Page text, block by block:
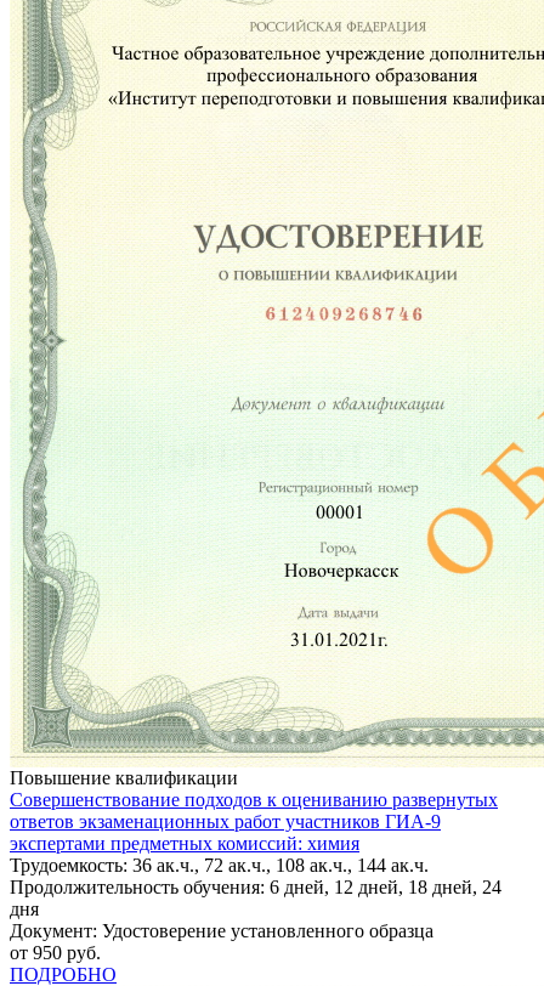
Повышение квалификации
Совершенствование подходов к оцениванию развернутых
ответов экзаменационных работ участников ГИА-9
экспертами предметных комиссий: химия
Трудоемкость: 36 ак.ч., 72 ак.ч., 108 ак.ч., 144 ак.ч.
Продолжительность обучения: 6 дней, 12 дней, 18 дней, 24
дня
Документ: Удостоверение установленного образца
от 950 руб.
ПОДРОБНО